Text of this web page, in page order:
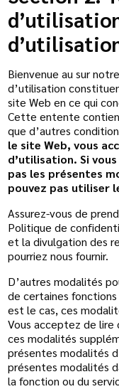
Bienvenue au sur
d’utilisation
site Web en ce qui
Cette entente
que d’autres
le site Web, vous
d’utilisation. Si
pas les présentes
pouvez pas utiliser
Assurez-vous de
Politique de
et la divulgation des
pourriez nous fournir.
D’autres modalités
de certaines
est le cas, ces
Vous acceptez de lire
ces modalités
présentes modalités
présentes modalités
la fonction ou du